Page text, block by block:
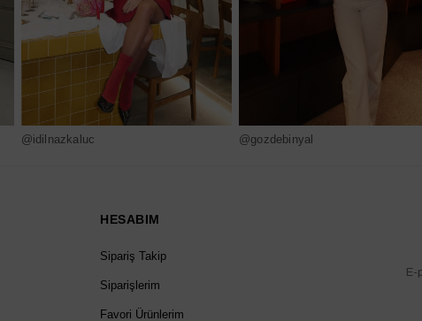
@idilnazkaluc @gozdebinyal
HESABIM
Sipariş Takip
Siparişlerim
Favori Ürünlerim